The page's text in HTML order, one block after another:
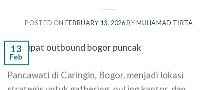
POSTED ON FEBRUARY 13, 2026 BYMUHAMAD TIRTA
13
Feb
Pancawati di Caringin, Bogor, menjadi lokasi